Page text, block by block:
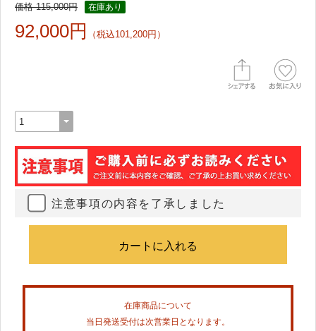
価格 115,000円 在庫あり
92,000円 （税込101,200円）
注意事項の内容を了承しました
在庫商品について
当日発送受付は次営業日となります。